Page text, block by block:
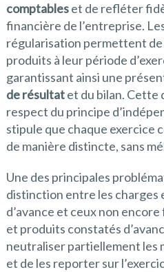
comptableset de refléter
financière de l’entreprise.
régularisation permettent
produits à leur période
garantissant ainsi une
de résultatet du bilan. Cette
respect du principe
stipule que chaque exercice
de manière distincte, sans
Une des principales
distinction entre les charges
d’avance et ceux non
et produits constatés
neutraliser partiellement les
et de les reporter sur